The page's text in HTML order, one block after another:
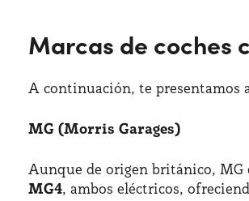
Marcas de coches
A continuación, te presentamos
MG (Morris Garages)
Aunque de origen británico, MG
MG4, ambos eléctricos,